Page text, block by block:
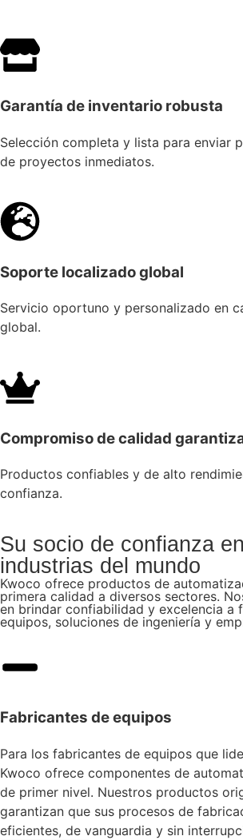
Garantía de inventario robusta
Selección completa y lista para enviar
de proyectos inmediatos.
Soporte localizado global
Servicio oportuno y personalizado en
global.
Compromiso de calidad
Productos confiables y de alto
confianza.
Su socio de confianza
industrias del mundo
Kwoco ofrece productos de
primera calidad a diversos sectores.
en brindar confiabilidad y excelencia a
equipos, soluciones de ingeniería y
Fabricantes de equipos
Para los fabricantes de equipos que
Kwoco ofrece componentes de
de primer nivel. Nuestros productos
garantizan que sus procesos de
eficientes, de vanguardia y sin